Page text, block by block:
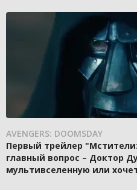
AVENGERS: DOOMSDAY
Первый трейлер
главный вопрос – Доктор
мультивселенную или